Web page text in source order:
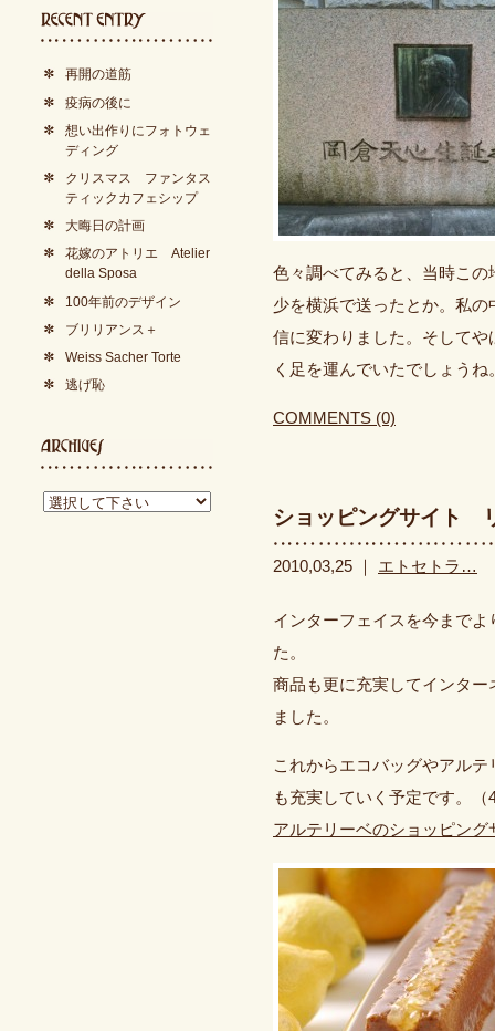
色々調べてみると、当時こ
少を横浜で送ったとか。私
信に変わりました。そして
く足を運んでいたでしょうね
COMMENTS (0)
ショッピングサイト
2010,03,25 ｜ エトセトラ…
インターフェイスを今まで
た。
商品も更に充実してインタ
ました。
これからエコバッグやアル
も充実していく予定です。（
アルテリーベのショッピング
再開の道筋
疫病の後に
想い出作りにフォトウェ
ディング
クリスマス ファンタス
ティックカフェシップ
大晦日の計画
花嫁のアトリエ Atelier
della Sposa
100年前のデザイン
ブリリアンス＋
Weiss Sacher Torte
逃げ恥